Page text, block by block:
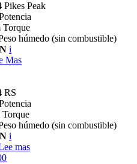
Peak
Torque
húmedo (sin combustible)
i
Mas
RS
Torque
húmedo (sin combustible)
i
mas